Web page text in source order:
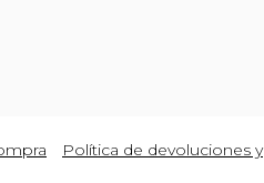
Política de devoluciones y